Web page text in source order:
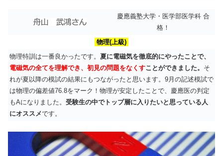
慶應義塾大学・医学部医学科 合
格！
物理(上級)
物理特訓は一番良かったです。 夏に電磁気を徹底的にやったことで、
電磁気の全てを理解でき、初見の問題をなくすことができました。 そ
れが夏以降の模試の結果にもつながったと思います。9月の記述模試で
は物理の偏差値76.8をマーク！物理が安定したことで、慶應医の判定
もAになりました。 受験生の中でトップ層に入りたいと思っている人
にオススメです。